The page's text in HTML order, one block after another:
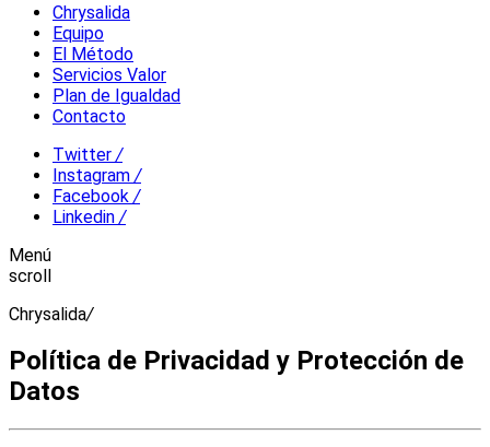
Chrysalida
Equipo
El Método
Servicios Valor
Plan de Igualdad
Contacto
Twitter /
Instagram /
Facebook /
Linkedin /
Menú
scroll
Chrysalida/
Política de Privacidad y Protección de
Datos